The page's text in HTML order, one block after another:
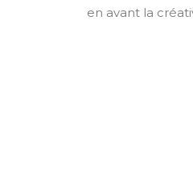
en avant la